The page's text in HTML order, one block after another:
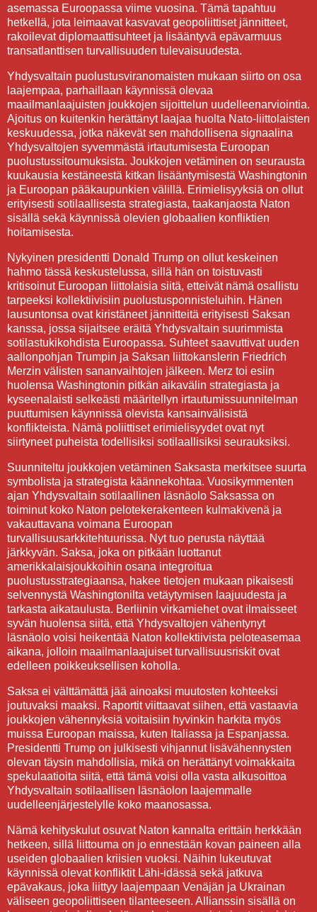
asemassa Euroopassa viime vuosina. Tämä tapahtuu
hetkellä, jota leimaavat kasvavat geopoliittiset jännitteet,
rakoilevat diplomaattisuhteet ja lisääntyvä epävarmuus
transatlanttisen turvallisuuden tulevaisuudesta.
Yhdysvaltain puolustusviranomaisten mukaan siirto on osa
laajempaa, parhaillaan käynnissä olevaa
maailmanlaajuisten joukkojen sijoittelun uudelleenarviointia.
Ajoitus on kuitenkin herättänyt laajaa huolta Nato-liittolaisten
keskuudessa, jotka näkevät sen mahdollisena signaalina
Yhdysvaltojen syvemmästä irtautumisesta Euroopan
puolustussitoumuksista. Joukkojen vetäminen on seurausta
kuukausia kestäneestä kitkan lisääntymisestä Washingtonin
ja Euroopan pääkaupunkien välillä. Erimielisyyksiä on ollut
erityisesti sotilaallisesta strategiasta, taakanjaosta Naton
sisällä sekä käynnissä olevien globaalien konfliktien
hoitamisesta.
Nykyinen presidentti Donald Trump on ollut keskeinen
hahmo tässä keskustelussa, sillä hän on toistuvasti
kritisoinut Euroopan liittolaisia siitä, etteivät nämä osallistu
tarpeeksi kollektiivisiin puolustusponnisteluihin. Hänen
lausuntonsa ovat kiristäneet jännitteitä erityisesti Saksan
kanssa, jossa sijaitsee eräitä Yhdysvaltain suurimmista
sotilastukikohdista Euroopassa. Suhteet saavuttivat uuden
aallonpohjan Trumpin ja Saksan liittokanslerin Friedrich
Merzin välisten sananvaihtojen jälkeen. Merz toi esiin
huolensa Washingtonin pitkän aikavälin strategiasta ja
kyseenalaisti selkeästi määritellyn irtautumissuunnitelman
puuttumisen käynnissä olevista kansainvälisistä
konflikteista. Nämä poliittiset erimielisyydet ovat nyt
siirtyneet puheista todellisiksi sotilaallisiksi seurauksiksi.
Suunniteltu joukkojen vetäminen Saksasta merkitsee suurta
symbolista ja strategista käännekohtaa. Vuosikymmenten
ajan Yhdysvaltain sotilaallinen läsnäolo Saksassa on
toiminut koko Naton pelotekerakenteen kulmakivenä ja
vakauttavana voimana Euroopan
turvallisuusarkkitehtuurissa. Nyt tuo perusta näyttää
järkkyvän. Saksa, joka on pitkään luottanut
amerikkalaisjoukkoihin osana integroitua
puolustusstrategiaansa, hakee tietojen mukaan pikaisesti
selvennystä Washingtonilta vetäytymisen laajuudesta ja
tarkasta aikataulusta. Berliinin virkamiehet ovat ilmaisseet
syvän huolensa siitä, että Yhdysvaltojen vähentynyt
läsnäolo voisi heikentää Naton kollektiivista peloteasemaa
aikana, jolloin maailmanlaajuiset turvallisuusriskit ovat
edelleen poikkeuksellisen koholla.
Saksa ei välttämättä jää ainoaksi muutosten kohteeksi
joutuvaksi maaksi. Raportit viittaavat siihen, että vastaavia
joukkojen vähennyksiä voitaisiin hyvinkin harkita myös
muissa Euroopan maissa, kuten Italiassa ja Espanjassa.
Presidentti Trump on julkisesti vihjannut lisävähennysten
olevan täysin mahdollisia, mikä on herättänyt voimakkaita
spekulaatioita siitä, että tämä voisi olla vasta alkusoittoa
Yhdysvaltain sotilaallisen läsnäolon laajemmalle
uudelleenjärjestelylle koko maanosassa.
Nämä kehityskulut osuvat Naton kannalta erittäin herkkään
hetkeen, sillä liittouma on jo ennestään kovan paineen alla
useiden globaalien kriisien vuoksi. Näihin lukeutuvat
käynnissä olevat konfliktit Lähi-idässä sekä jatkuva
epävakaus, joka liittyy laajempaan Venäjän ja Ukrainan
väliseen geopoliittiseen tilanteeseen. Allianssin sisällä on